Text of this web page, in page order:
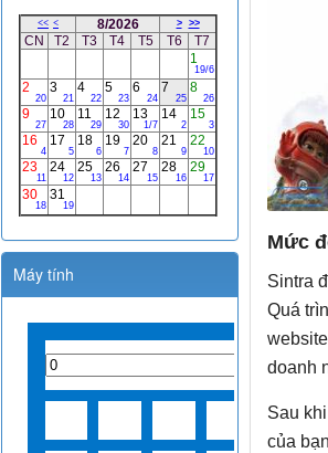
Mức
Sintra
Quá
doanh
Sau
của
Máy tính